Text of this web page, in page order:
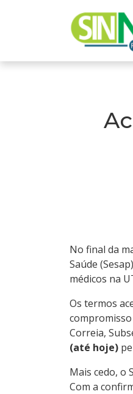
No final da
Saúde
médicos na
Os termos
Correia,
(até hoje)
Mais cedo, o
Com a